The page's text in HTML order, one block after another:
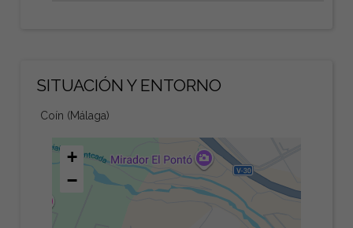
SITUACIÓN Y ENTORNO
Coín (Málaga)
+
−